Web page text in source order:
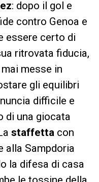
: dopo il gol e
contro Genoa e
essere certo di
ritrovata fiducia,
messe in
gli equilibri
difficile e
di una giocata
staffetta con
alla Sampdoria
la difesa di casa